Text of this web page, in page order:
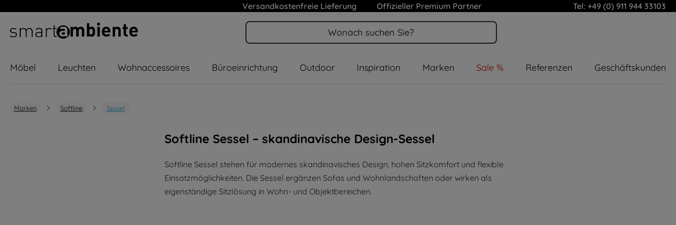
Hauptinhalt springen
Zur Suche springen
Zur Hauptnavigation springen
Versandkostenfreie Lieferung Offizieller Premium Partner Tel: +49 (0) 911 944 33103
Möbel Leuchten Wohnaccessoires Büroeinrichtung Outdoor Inspiration Marken Sale % Referenzen Geschäftskunden
Marken Softline Sessel
Softline Sessel – skandinavische Design-Sessel
Softline Sessel stehen für modernes skandinavisches Design, hohen Sitzkomfort und flexible
Einsatzmöglichkeiten. Die Sessel ergänzen Sofas und Wohnlandschaften oder wirken als
eigenständige Sitzlösung in Wohn- und Objektbereichen.